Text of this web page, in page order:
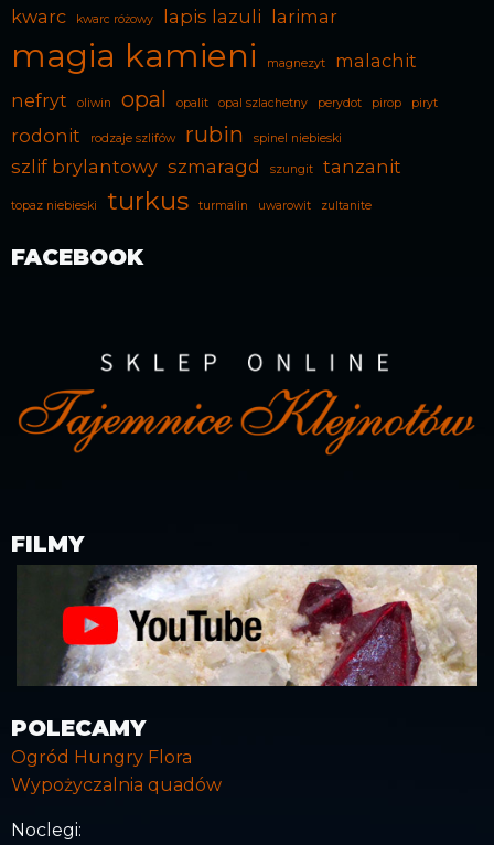
kwarc kwarc różowy lapis lazuli larimar
magia kamieni magnezyt
malachit
nefryt
oliwin opal opalit opal szlachetny perydot pirop piryt
rodonit rodzaje szlifów rubin spinel niebieski
szlif brylantowy szmaragd szungit tanzanit
topaz niebieski turkus turmalin uwarowit zultanite
FACEBOOK
FILMY
POLECAMY
Ogród Hungry Flora
Wypożyczalnia quadów
Noclegi: